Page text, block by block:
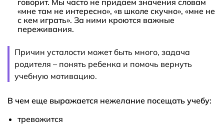
говорит. Мы часто не придаем значения словам
«мне там не интересно», «в школе скучно», «мне не
с кем играть». За ними кроются важные
переживания.
Причин усталости может быть много, задача
родителя – понять ребенка и помочь вернуть
учебную мотивацию.
В чем еще выражается нежелание посещать учебу:
тревожится